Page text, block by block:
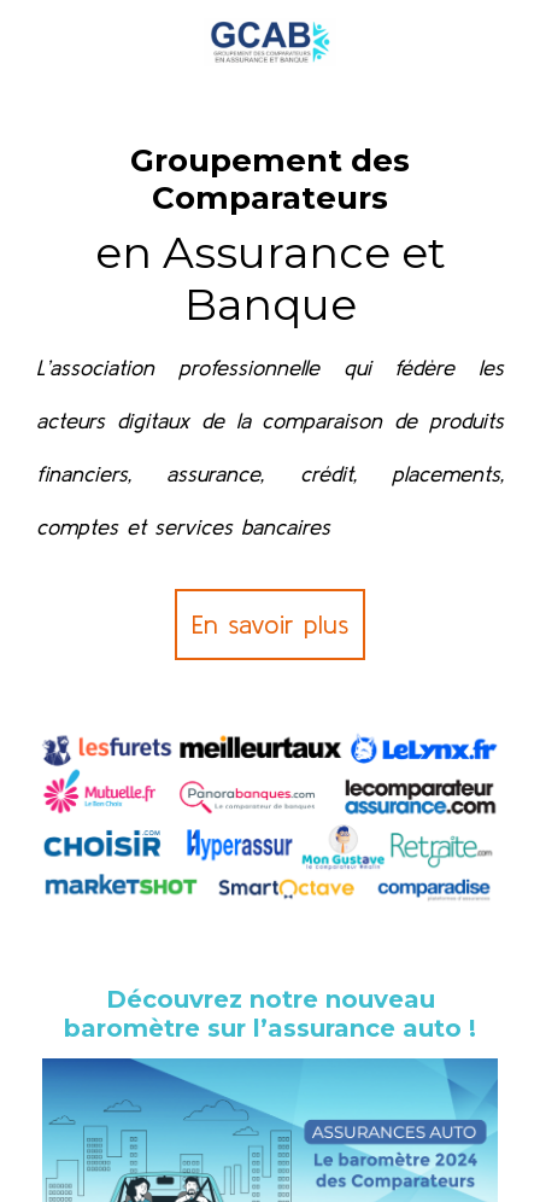
Groupement des
Comparateurs
en Assurance et
Banque
L’association professionnelle qui fédère les
acteurs digitaux de la comparaison de produits
financiers, assurance, crédit, placements,
comptes et services bancaires
En savoir plus
Découvrez notre nouveau
baromètre sur l’assurance auto !